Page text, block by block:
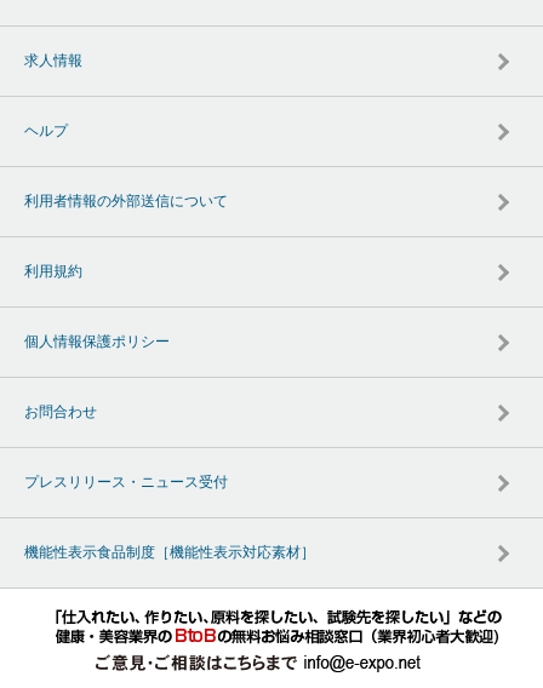
求人情報
ヘルプ
利用者情報の外部送信について
利用規約
個人情報保護ポリシー
お問合わせ
プレスリリース・ニュース受付
機能性表示食品制度［機能性表示対応素材］